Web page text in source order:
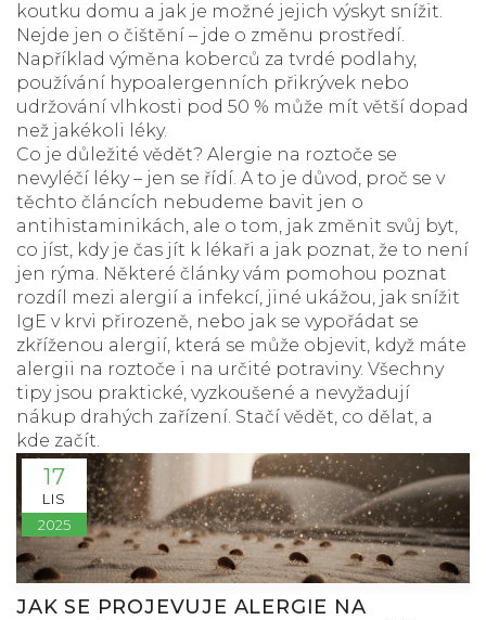
koutku domu a jak je možné jejich výskyt snížit.
Nejde jen o čištění – jde o změnu prostředí.
Například výměna koberců za tvrdé podlahy,
používání hypoalergenních přikrývek nebo
udržování vlhkosti pod 50 % může mít větší dopad
než jakékoli léky.
Co je důležité vědět? Alergie na roztoče se
nevyléčí léky – jen se řídí. A to je důvod, proč se v
těchto článcích nebudeme bavit jen o
antihistaminikách, ale o tom, jak změnit svůj byt,
co jíst, kdy je čas jít k lékaři a jak poznat, že to není
jen rýma. Některé články vám pomohou poznat
rozdíl mezi alergií a infekcí, jiné ukážou, jak snížit
IgE v krvi přirozeně, nebo jak se vypořádat se
zkříženou alergií, která se může objevit, když máte
alergii na roztoče i na určité potraviny. Všechny
tipy jsou praktické, vyzkoušené a nevyžadují
nákup drahých zařízení. Stačí vědět, co dělat, a
kde začít.
17
LIS
2025
JAK SE PROJEVUJE ALERGIE NA